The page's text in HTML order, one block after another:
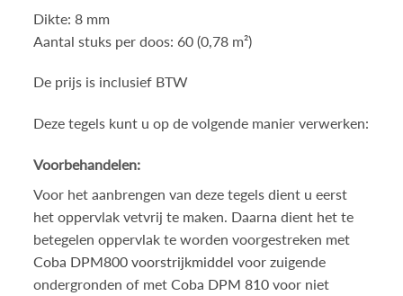
Dikte: 8 mm
Aantal stuks per doos: 60 (0,78 m²)
De prijs is inclusief BTW
Deze tegels kunt u op de volgende manier verwerken:
Voorbehandelen:
Voor het aanbrengen van deze tegels dient u eerst
het oppervlak vetvrij te maken. Daarna dient het te
betegelen oppervlak te worden voorgestreken met
Coba DPM800 voorstrijkmiddel voor zuigende
ondergronden of met Coba DPM 810voor niet